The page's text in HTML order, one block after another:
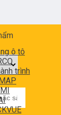
ô tô
trình